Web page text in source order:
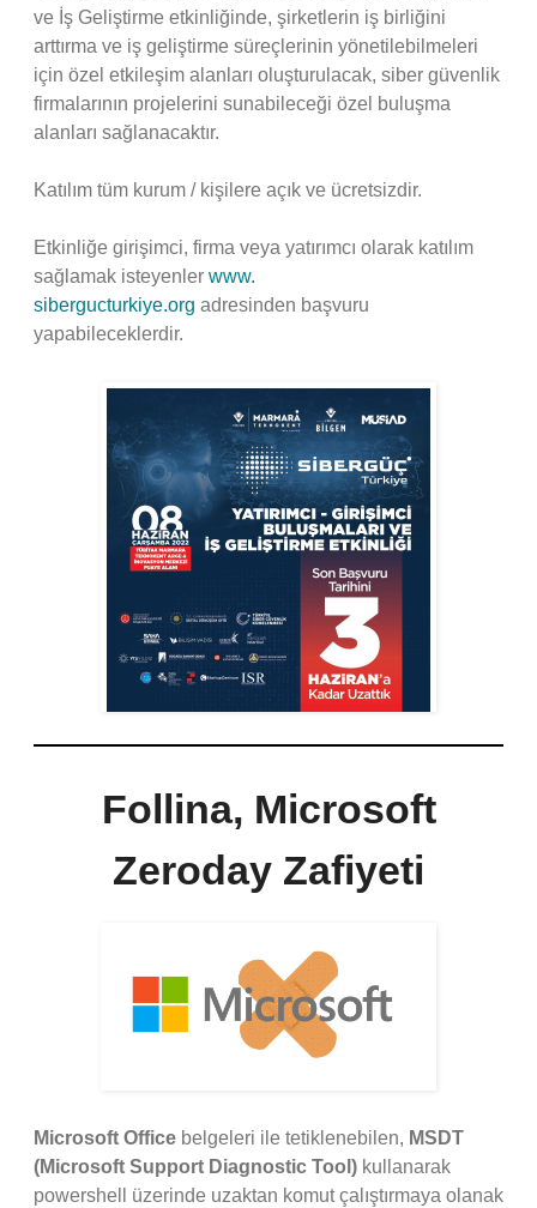
ve İş Geliştirme etkinliğinde, şirketlerin iş birliğini
arttırma ve iş geliştirme süreçlerinin yönetilebilmeleri
için özel etkileşim alanları oluşturulacak, siber güvenlik
firmalarının projelerini sunabileceği özel buluşma
alanları sağlanacaktır.
Katılım tüm kurum / kişilere açık ve ücretsizdir.
Etkinliğe girişimci, firma veya yatırımcı olarak katılım
sağlamak isteyenler www.
sibergucturkiye.org adresinden başvuru
yapabileceklerdir.
Follina, Microsoft
Zeroday Zafiyeti
Microsoft Office belgeleri ile tetiklenebilen, MSDT
(Microsoft Support Diagnostic Tool) kullanarak
powershell üzerinde uzaktan komut çalıştırmaya olanak